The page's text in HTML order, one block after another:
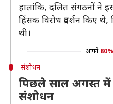
हालांकि, दलित संगठनों ने
हिंसक विरोध प्रदर्शन किए
थी।
आपने 80%
संशोधन
पिछले साल अगस्त में
संशोधन